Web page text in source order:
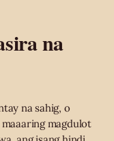
na
na sahig, o
maaaring magdulot